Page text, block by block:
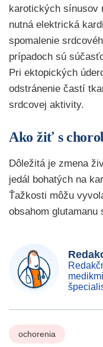
karotických sínusov
nutná elektrická
spomalenie
prípadoch sú
Pri ektopických
odstránenie častí
srdcovej aktivity.
Ako žiť s
Dôležitá je zmena
jedál bohatých na
Ťažkosti môžu
obsahom glutamanu
ochorenia